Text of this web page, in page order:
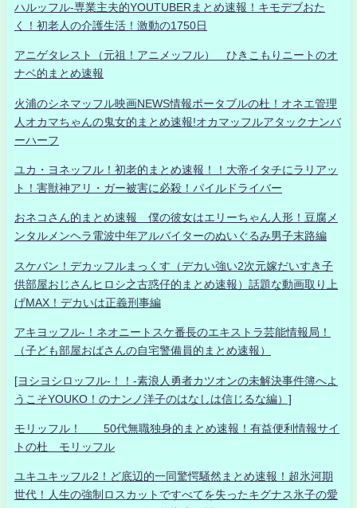
ハルッフル-専業主夫的YOUTUBERまとめ速報！キモデブおた
く！初老人の介護生活！激動の1750日
アニゲタレスト（元祖！アニメッフル） ひきこもりニートのオ
ナベ的まとめ速報
火浦のシネマッフル映画NEWS情報ポータブルの杜！オネエ管理
人オカマちゃんの鬼女的まとめ速報!オカマッフルアタックナンバ
ーハーフ
ユカ・ヨネッフル！初老的まとめ速報！！大帝イタチにラリアッ
ト！害獣神アリ・ガー被害に必殺！パイルドライバー
おネコさん的まとめ速報 僕の彼女はエリーちゃん人形！豆腐メ
ンタルメンヘラ電波中年アルバイターのぬいぐるみ男子末路編
スケバン！デカッフルまっくす（デカい強い2次元嫁だいすき子
供部屋おじさんヒロシ之古惑仔的まとめ速報）話題な動画取り上
げMAX！デカいは正義刑事編
アキヨッフル-！ネオニートスケ番長のエキストラ芸能情報局！
（子ども部屋おばさんの自宅警備員的まとめ速報）
[ヨシヨシロッフル-！！-素浪人勇者カツオンの未解決事件簿へよ
うこそYOUKO！のナンノ洋子のはなしは信じるな編）]
モリッフル！ 50代無職独身的まとめ速報！有益便利情報サイ
トの杜 モリッフル
ユキユキッフル2！ど底辺的一同驚愕騒然まとめ速報！超氷河期
世代！人生の強制ロスカットですべてを失ったキグナス氷子の愛